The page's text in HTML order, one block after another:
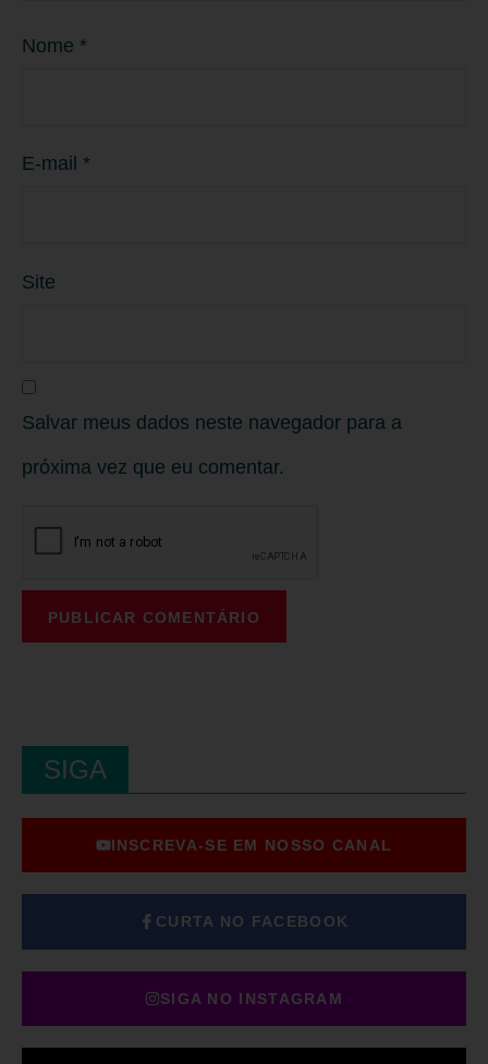
Nome *
E-mail *
Site
Salvar meus dados neste navegador para a
próxima vez que eu comentar.
SIGA
INSCREVA-SE EM NOSSO CANAL
CURTA NO FACEBOOK
SIGA NO INSTAGRAM